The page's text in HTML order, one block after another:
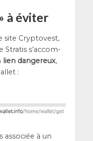
à éviter
site Cryp­to­vest,
Stra­tis s’ac­com­
lien dan­ge­reux,
:
asso­ciée à un